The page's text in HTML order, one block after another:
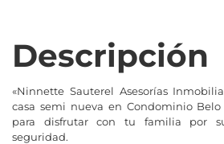
Descripción
«Ninnette Sauterel Asesorías
casa semi nueva en Condominio
para disfrutar con tu familia por
seguridad.